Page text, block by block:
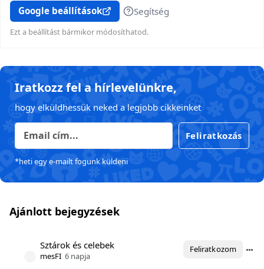
Google beállítások Segítség
Ezt a beállítást bármikor módosíthatod.
Iratkozz fel a hírlevelünkre,
hogy elküldhessük neked a legjobb cikkeinket
Feliratkozás
*heti egy e-mailt fogunk küldeni
Ajánlott bejegyzések
Sztárok és celebek
mesFI 6 napja
Feliratkozom